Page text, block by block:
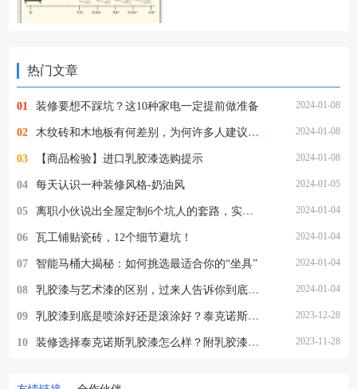
热门文章
01 装修要想不踩坑？这10种家电一定提前做准备 2024-01-08
02 木纹砖和木地板有何差别，为何许多人建议别选木纹砖，看完就懂了 2024-01-08
03 【商品检验】进口乳胶漆选购提示 2024-01-08
04 每天认识一种装修风格-奶油风 2024-01-05
05 离职小伙说出全屋定制6个坑人的套路，实在太坑了 2024-01-04
06 瓦工铺贴瓷砖，12个细节避坑！ 2024-01-04
07 智能马桶大揭秘：如何挑选最适合你的“坐具” 2024-01-04
08 乳胶漆与艺术漆的区别，过来人告诉你到底该怎么选 2024-01-04
09 乳胶漆到底是喷涂好还是滚涂好？泰克诺斯乳胶漆施工方式详解 2023-12-28
10 装修选择泰克诺斯乳胶漆怎么样？附乳胶漆施工流程 2023-11-28